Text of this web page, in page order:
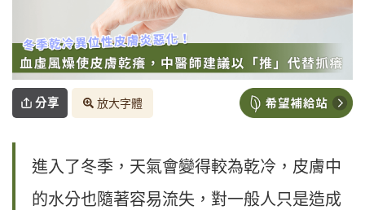
分享 放大字體
進入了冬季，天氣會變得較為乾冷，皮膚中
的水分也隨著容易流失，對一般人只是造成